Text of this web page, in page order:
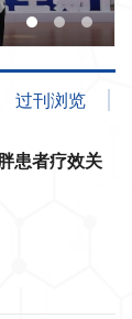
过刊浏览
患者疗效关